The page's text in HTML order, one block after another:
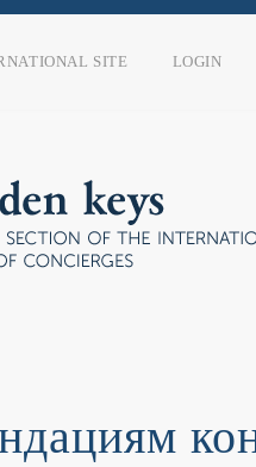
SITE LOGIN